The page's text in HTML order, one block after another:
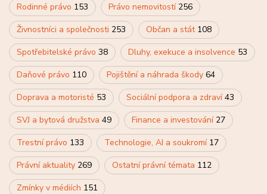
Rodinné právo 153 Právo nemovitostí 256
Živnostníci a společnosti 253 Občan a stát 108
Spotřebitelské právo 38 Dluhy, exekuce a insolvence 53
Daňové právo 110 Pojištění a náhrada škody 64
Doprava a motoristé 53 Sociální podpora a zdraví43
SVJ a bytová družstva 49 Finance a investování 27
Trestní právo 133 Technologie, AI a soukromí 17
Právní aktuality 269 Ostatní právní témata 112
Zmínky v médiích 151